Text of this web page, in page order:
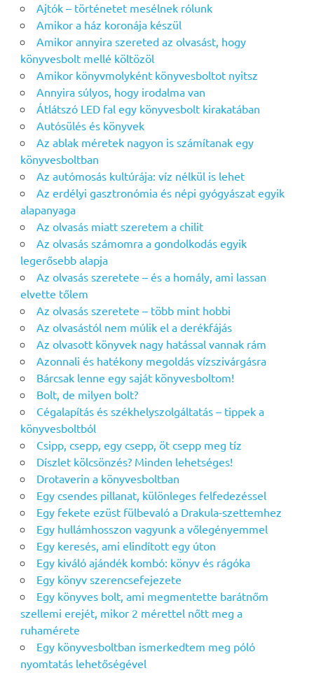
Ajtók – történetet mesélnek rólunk
Amikor a ház koronája készül
Amikor annyira szereted az olvasást, hogy
könyvesbolt mellé költözöl
Amikor könyvmolyként könyvesboltot nyitsz
Annyira súlyos, hogy irodalma van
Átlátszó LED fal egy könyvesbolt kirakatában
Autósülés és könyvek
Az ablak méretek nagyon is számítanak egy
könyvesboltban
Az autómosás kultúrája: víz nélkül is lehet
Az erdélyi gasztronómia és népi gyógyászat egyik
alapanyaga
Az olvasás miatt szeretem a chilit
Az olvasás számomra a gondolkodás egyik
legerősebb alapja
Az olvasás szeretete – és a homály, ami lassan
elvette tőlem
Az olvasás szeretete – több mint hobbi
Az olvasástól nem múlik el a derékfájás
Az olvasott könyvek nagy hatással vannak rám
Azonnali és hatékony megoldás vízszivárgásra
Bárcsak lenne egy saját könyvesboltom!
Bolt, de milyen bolt?
Cégalapítás és székhelyszolgáltatás – tippek a
könyvesboltból
Csipp, csepp, egy csepp, öt csepp meg tíz
Díszlet kölcsönzés? Minden lehetséges!
Drotaverin a könyvesboltban
Egy csendes pillanat, különleges felfedezéssel
Egy fekete ezüst fülbevaló a Drakula-szettemhez
Egy hullámhosszon vagyunk a vőlegényemmel
Egy keresés, ami elindított egy úton
Egy kiváló ajándék kombó: könyv és rágóka
Egy könyv szerencsefejezete
Egy könyves bolt, ami megmentette barátnőm
szellemi erejét, mikor 2 mérettel nőtt meg a
ruhamérete
Egy könyvesboltban ismerkedtem meg póló
nyomtatás lehetőségével